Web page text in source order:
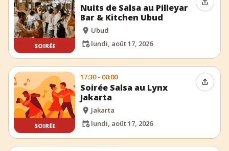
SOIRÉE
Nuits de Salsa au Pilleyar
Bar & Kitchen Ubud
Ubud
lundi, août 17, 2026
SOIRÉE
17:30 - 00:00
Soirée Salsa au Lynx
Jakarta
Jakarta
lundi, août 17, 2026